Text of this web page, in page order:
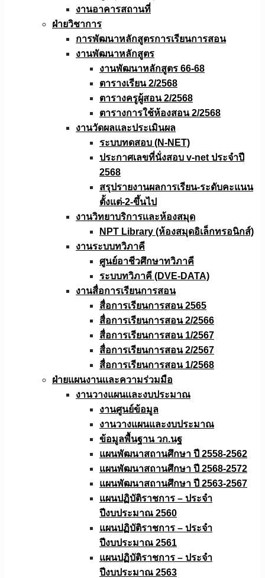
งานอาคารสถานที่
ฝ่ายวิชาการ
การพัฒนาหลักสูตรการเรียนการสอน
งานพัฒนาหลักสูตร
งานพัฒนาหลักสูตร 66-68
ตารางเรียน 2/2568
ตารางครูผู้สอน 2/2568
ตารางการใช้ห้องสอน 2/2568
งานวัดผลเเละประเมินผล
ระบบทดสอบ (N-NET)
ประกาศเลขที่นั่งสอบ v-net ประจำปี
2568
สรุปรายงานผลการเรียน-ระดับคะแนน
ตั้งแต่-2-ขึ้นไป
งานวิทยาบริการเเละห้องสมุด
NPT Library (ห้องสมุดอิเล็กทรอนิกส์)
งานระบบทวิภาคี
ศูนย์อาชีวศึกษาทวิภาคี
ระบบทวิภาคี (DVE-DATA)
งานสื่อการเรียนการสอน
สื่อการเรียนการสอน 2565
สื่อการเรียนการสอน 2/2566
สื่อการเรียนการสอน 1/2567
สื่อการเรียนการสอน 2/2567
สื่อการเรียนการสอน 1/2568
ฝ่ายแผนงานเเละความร่วมมือ
งานวางแผนเเละงบประมาณ
งานศูนย์ข้อมูล
งานวางแผนและงบประมาณ
ข้อมูลพื้นฐาน วก.นฐ
แผนพัฒนาสถานศึกษา ปี 2558-2562
แผนพัฒนาสถานศึกษา ปี 2568-2572
แผนพัฒนาสถานศึกษา ปี 2563-2567
แผนปฏิบัติราชการ – ประจำ
ปีงบประมาณ 2560
แผนปฏิบัติราชการ – ประจำ
ปีงบประมาณ 2561
แผนปฏิบัติราชการ – ประจำ
ปีงบประมาณ 2563